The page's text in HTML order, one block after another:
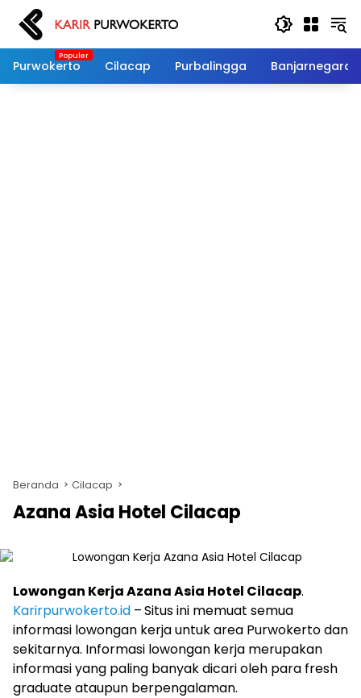
Langsung
konten
Purwokerto
Cilacap Purbalingga Banjarnegara
Beranda Cilacap
Azana Asia Hotel Cilacap
Lowongan Kerja Azana Asia Hotel Cilacap.
Karirpurwokerto.id –Situs ini memuat semua
informasi lowongan kerja untuk area Purwokerto dan
sekitarnya. Informasi lowongan kerja merupakan
informasi yang paling banyak dicari oleh para fresh
graduate ataupun berpengalaman.